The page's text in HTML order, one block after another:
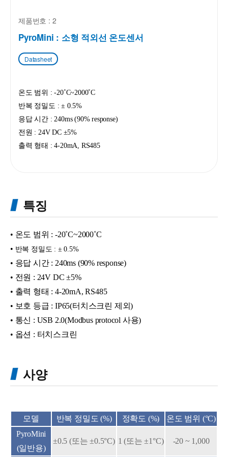
제품번호 : 2
PyroMini : 소형 적외선 온도센서
Datasheet
온도 범위 : -20˚C~2000˚C
반복 정밀도 :± 0.5%
응답 시간 : 240ms (90% response)
전원 : 24V DC ±5%
출력 형태 : 4-20mA, RS485
특징
• 온도 범위 : -20˚C~2000˚C
• 반복 정밀도 : ± 0.5%
• 응답 시간 : 240ms (90% response)
• 전원 : 24V DC ±5%
• 출력 형태 : 4-20mA, RS485
• 보호 등급 : IP65(터치스크린 제외)
• 통신 : USB 2.0(Modbus protocol 사용)
• 옵션 : 터치스크린
사양
모델 반복 정밀도 (%) 정확도 (%)
온도 범위 (°C)
PyroMini
(일반용)
±0.5 (또는 ±0.5°C) 1 (또는 ±1°C) -20 ~ 1,000